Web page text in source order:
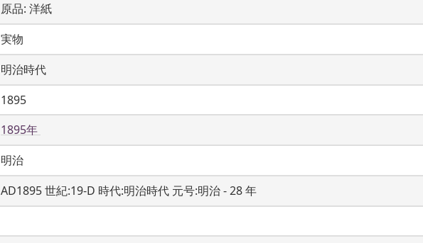
原品: 洋紙
実物
明治時代
1895
1895年
明治
AD1895 世紀:19-D 時代:明治時代 元号:明治 - 28 年